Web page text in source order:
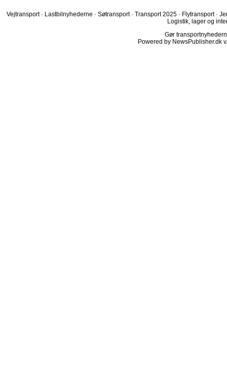
Vejtransport · Lastbilnyhederne · Søtransport · Transport 2025 · Flytransport ·
Logistik, lager og
Gør
Powered by NewsPublisher.dk